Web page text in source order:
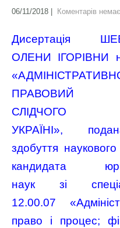
06/11/2018 Коментарів немає
Дисертація
ОЛЕНИ ІГОРІВНИ
ПРАВОВИЙ
УКРАЇНІ»,
здобуття
кандидата
наук зі
12.00.07
право і процес;